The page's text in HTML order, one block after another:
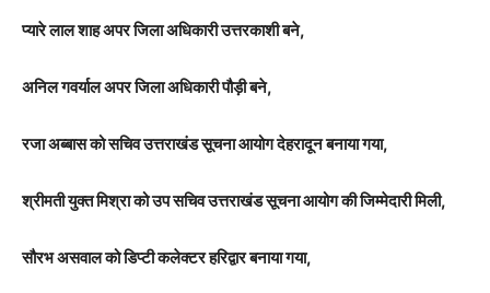
प्यारे लाल शाह अपर जिला अधिकारी उत्तरकाशी बने,
अनिल गवर्याल अपर जिला अधिकारी पौड़ी बने,
रजा अब्बास को सचिव उत्तराखंड सूचना आयोग देहरादून बनाया गया,
श्रीमती युक्त मिश्रा को उप सचिव उत्तराखंड सूचना आयोग की जिम्मेदारी मिली,
सौरभ असवाल को डिप्टी कलेक्टर हरिद्वार बनाया गया,